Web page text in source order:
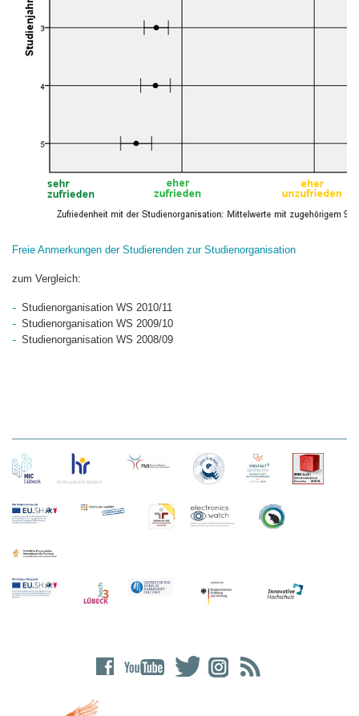
Freie Anmerkungen der Studierenden zur Studienorganisation
zum Vergleich:
Studienorganisation WS 2010/11
Studienorganisation WS 2009/10
Studienorganisation WS 2008/09